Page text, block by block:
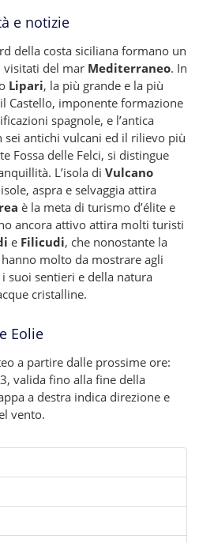
e notizie
della costa siciliana formano un
visitati del mar Mediterraneo. In
Lipari, la più grande e la più
Castello, imponente formazione
spagnole, e l’antica
sei antichi vulcani ed il rilievo più
Fossa delle Felci, si distingue
L’isola di Vulcano
aspra e selvaggia attira
è la meta di turismo d’élite e
ancora attivo attira molti turisti
e Filicudi, che nonostante la
molto da mostrare agli
suoi sentieri e della natura
cristalline.
Eolie
a partire dalle prossime ore:
valida fino alla fine della
a destra indica direzione e
vento.